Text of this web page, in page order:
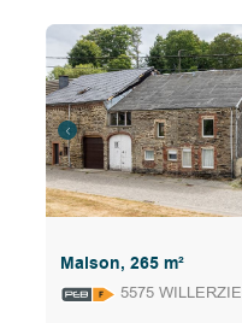
Maison, 265 m²
5575 WILLERZIE